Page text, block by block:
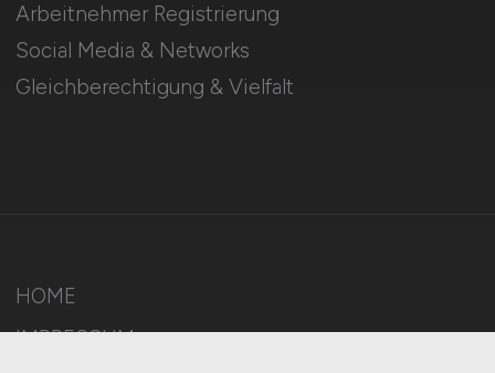
Arbeitnehmer Registrierung
Social Media & Networks
Gleichberechtigung & Vielfalt
HOME
IMPRESSUM